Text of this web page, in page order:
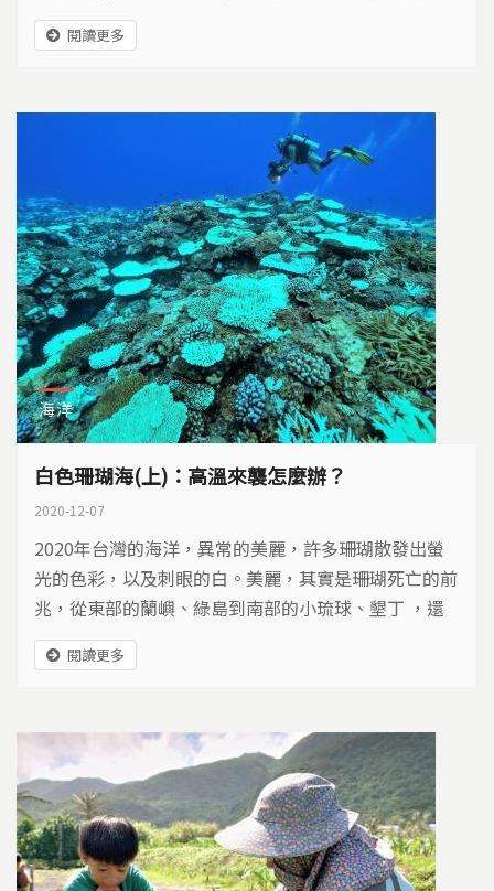
島災情非常嚴重，兩個月之後，蘭嶼重建依然相當艱
困。因為預算發包問題，蘭嶼環島公路至今路燈尚未完
民的漁船全毀，經濟生活陷入困境。建築房舍門窗毀
壞，到現在還是沒有玻璃材料跟專業師傅可以修繕。...
閱讀更多
海洋
白色珊瑚海(上)：高溫來襲怎麼辦？
2020-12-07
2020年台灣的海洋，異常的美麗，許多珊瑚散發出螢
光的色彩，以及刺眼的白。美麗，其實是珊瑚死亡的前
兆，從東部的蘭嶼、綠島到南部的小琉球、墾丁 ，還
有澎湖以及東沙環礁，甚至東北角海域無一倖免。 台
灣的海洋，面臨最嚴峻的一次珊瑚白化事件，到底發生
閱讀更多